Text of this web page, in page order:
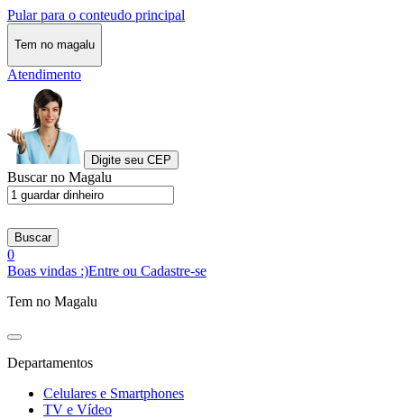
Pular para o conteudo principal
Tem no magalu
Atendimento
Digite seu CEP
Buscar no Magalu
Buscar
0
Boas vindas :)Entre ou Cadastre-se
Tem no Magalu
Departamentos
Celulares e Smartphones
TV e Vídeo